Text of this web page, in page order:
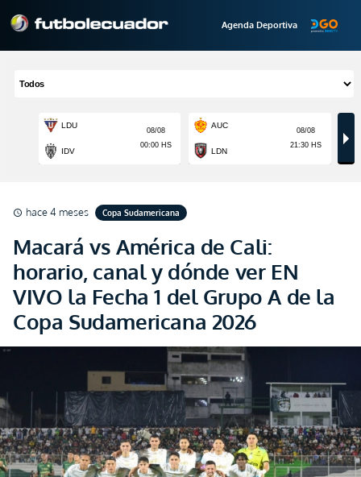
Agenda Deportiva
schedule hace 4 meses Copa Sudamericana
Macará vs América de Cali:
horario, canal y dónde ver EN
VIVO la Fecha 1 del Grupo A de la
Copa Sudamericana 2026